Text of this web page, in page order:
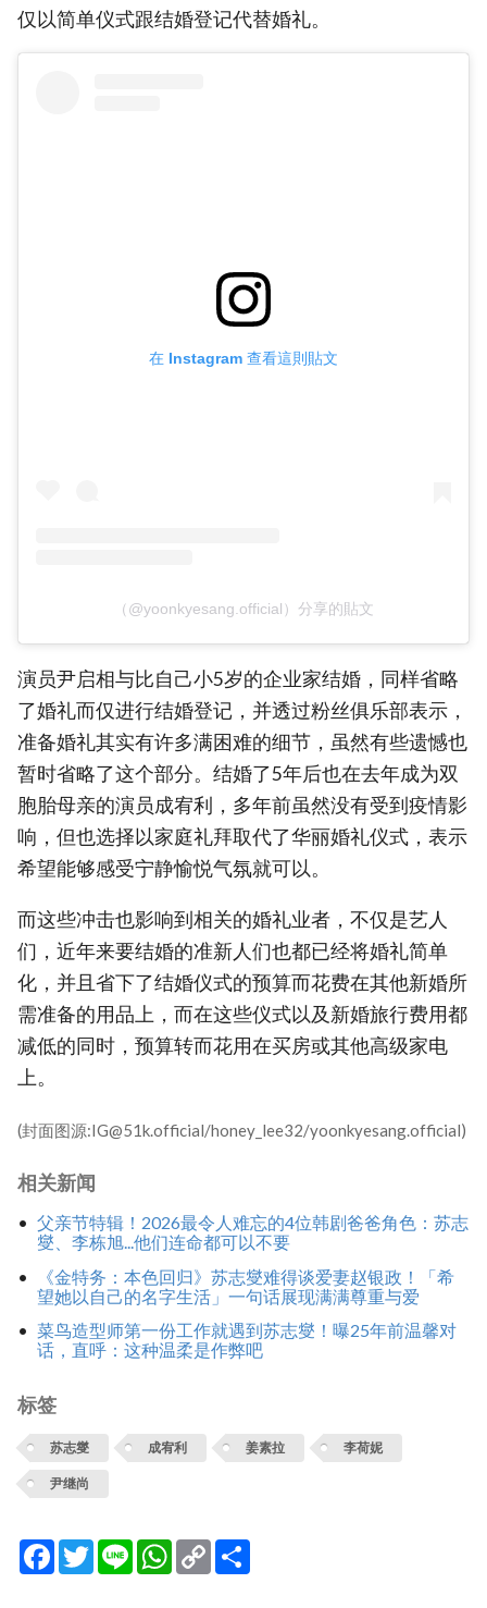
仅以简单仪式跟结婚登记代替婚礼。
在 Instagram 查看這則貼文
（@yoonkyesang.official）分享的貼文
演员尹启相与比自己小5岁的企业家结婚，同样省略
了婚礼而仅进行结婚登记，并透过粉丝俱乐部表示，
准备婚礼其实有许多满困难的细节，虽然有些遗憾也
暂时省略了这个部分。结婚了5年后也在去年成为双
胞胎母亲的演员成宥利，多年前虽然没有受到疫情影
响，但也选择以家庭礼拜取代了华丽婚礼仪式，表示
希望能够感受宁静愉悦气氛就可以。
而这些冲击也影响到相关的婚礼业者，不仅是艺人
们，近年来要结婚的准新人们也都已经将婚礼简单
化，并且省下了结婚仪式的预算而花费在其他新婚所
需准备的用品上，而在这些仪式以及新婚旅行费用都
减低的同时，预算转而花用在买房或其他高级家电
上。
(封面图源:IG@51k.official/honey_lee32/yoonkyesang.official)
相关新闻
父亲节特辑！2026最令人难忘的4位韩剧爸爸角色：苏志
燮、李栋旭...他们连命都可以不要
《金特务：本色回归》苏志燮难得谈爱妻赵银政！「希
望她以自己的名字生活」一句话展现满满尊重与爱
菜鸟造型师第一份工作就遇到苏志燮！曝25年前温馨对
话，直呼：这种温柔是作弊吧
标签
苏志燮 成宥利 姜素拉 李荷妮
尹继尚
Facebook
TwitterLine WhatsApp
Copy
Link